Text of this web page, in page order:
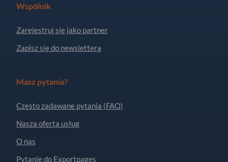
Wspólnik
Zarejestruj się jako partner
Zapisz się do newslettera
Masz pytania?
Często zadawane pytania (FAQ)
Nasza oferta usług
O nas
Pytanie do Exportpages